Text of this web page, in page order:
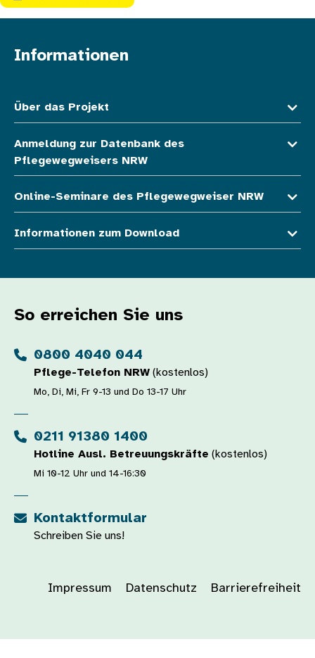
Informationen
Über das Projekt
Anmeldung zur Datenbank des
Pflegewegweisers NRW
Online-Seminare des Pflegewegweiser NRW
Informationen zum Download
So erreichen Sie uns
0800 4040 044
Pflege-Telefon NRW (kostenlos)
Mo, Di, Mi, Fr 9-13 und Do 13-17 Uhr
0211 91380 1400
Hotline Ausl. Betreuungskräfte (kostenlos)
Mi 10-12 Uhr und 14-16:30
Kontaktformular
Schreiben Sie uns!
Impressum Datenschutz Barrierefreiheit